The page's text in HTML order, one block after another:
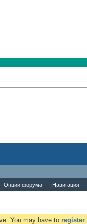
Опции форума Навигация
You may have to register